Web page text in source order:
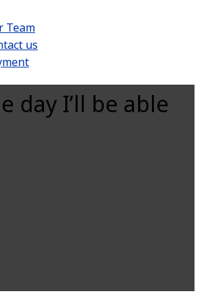
Team
us
day I’ll be able